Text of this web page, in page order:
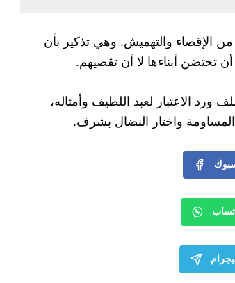
الإقصاء والتهميش. وهي تذكير بأن
تحتضن أبناءها لا أن تقصيهم.
ورد الاعتبار لعبد اللطيف وأمثاله،
واختار النضال بشرف.